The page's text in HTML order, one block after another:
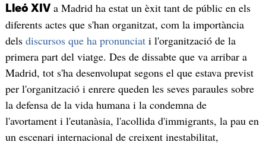
Lleó XIVa Madrid ha estat un èxit tant de públic en els
diferents actes que s'han organitzat, com la importància
dels discursos que ha pronunciati l'organització de la
primera part del viatge. Des de dissabte que va arribar a
Madrid, tot s'ha desenvolupat segons el que estava previst
per l'organització i enrere queden les seves paraules sobre
la defensa de la vida humana i la condemna de
l'avortament i l'eutanàsia, l'acollida d'immigrants, la pau en
un escenari internacional de creixent inestabilitat,